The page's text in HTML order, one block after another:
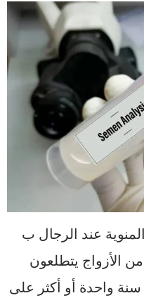
عند الرجال ب
الأزواج يتطلعون
سنة واحدة أو أكثر على